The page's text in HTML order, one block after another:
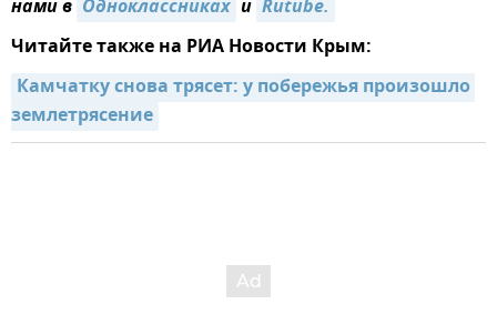
нами в Одноклассниках и Rutube.
Читайте также на РИА Новости Крым:
Камчатку снова трясет: у побережья произошло
землетрясение